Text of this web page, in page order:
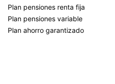
Plan pensiones renta fija
Plan pensiones variable
Plan ahorro garantizado